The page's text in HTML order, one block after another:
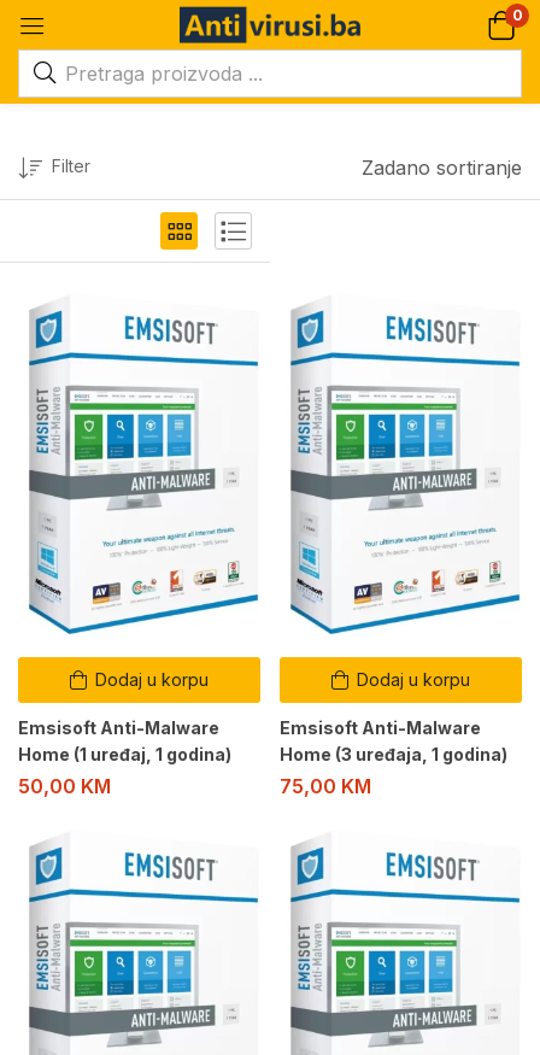
0
Filter Zadano sortiranje
Dodaj u korpu
Emsisoft Anti-Malware
Home (1 uređaj, 1 godina)
50,00 KM
Dodaj u korpu
Emsisoft Anti-Malware
Home (3 uređaja, 1 godina)
75,00 KM